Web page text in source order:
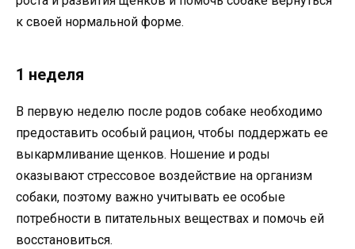
к своей нормальной форме.
1 неделя
В первую неделю после родов собаке необходимо
предоставить особый рацион, чтобы поддержать ее
выкармливание щенков. Ношение и роды
оказывают стрессовое воздействие на организм
собаки, поэтому важно учитывать ее особые
потребности в питательных веществах и помочь ей
восстановиться.